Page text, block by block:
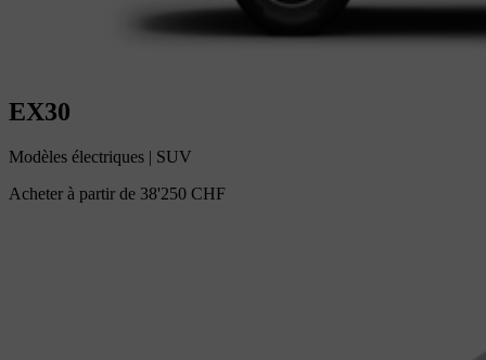
EX30
Modèles électriques | SUV
Acheter à partir de 38'250 CHF